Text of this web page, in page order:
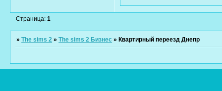
Страница:1
»The sims 2 »The sims 2 Бизнес »Квартирный переезд Днепр